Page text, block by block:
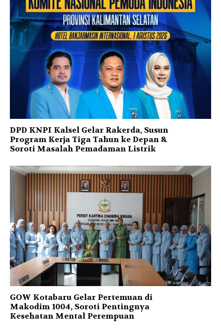
DPD KNPI Kalsel Gelar Rakerda, Susun
Program Kerja Tiga Tahun ke Depan &
Soroti Masalah Pemadaman Listrik
GOW Kotabaru Gelar Pertemuan di
Makodim 1004, Soroti Pentingnya
Kesehatan Mental Perempuan